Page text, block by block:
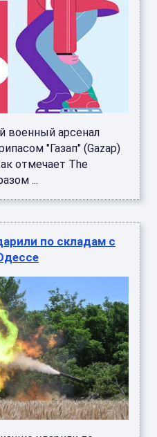
военный арсенал
"Газап" (Gazap)
отмечает The
...
по складам с